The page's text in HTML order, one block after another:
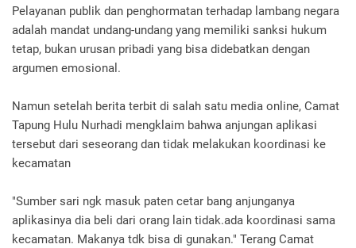
Pelayanan publik dan penghormatan terhadap lambang negara
adalah mandat undang-undang yang memiliki sanksi hukum
tetap, bukan urusan pribadi yang bisa didebatkan dengan
argumen emosional.
Namun setelah berita terbit di salah satu media online, Camat
Tapung Hulu Nurhadi mengklaim bahwa anjungan aplikasi
tersebut dari seseorang dan tidak melakukan koordinasi ke
kecamatan
"Sumber sari ngk masuk paten cetar bang anjunganya
aplikasinya dia beli dari orang lain tidak.ada koordinasi sama
kecamatan. Makanya tdk bisa di gunakan." Terang Camat